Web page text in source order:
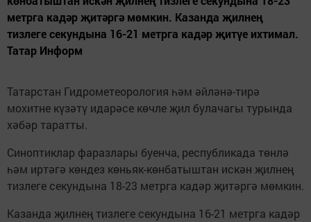
метрга кадәр җитәргә мөмкин. Казанда җилнең
тизлеге секундына 16-21 метрга кадәр җитүе ихтимал.
Татар Информ
Татарстан Гидрометеорология һәм әйләнә-тирә
мохитне күзәтү идарәсе көчле җил булачагы турында
хәбәр таратты.
Синоптиклар фаразлары буенча, республикада төнлә
һәм иртәгә көндез көньяк-көнбатыштан искән җилнең
тизлеге секундына 18-23 метрга кадәр җитәргә мөмкин.
Казанда җилнең тизлеге секундына 16-21 метрга кадәр